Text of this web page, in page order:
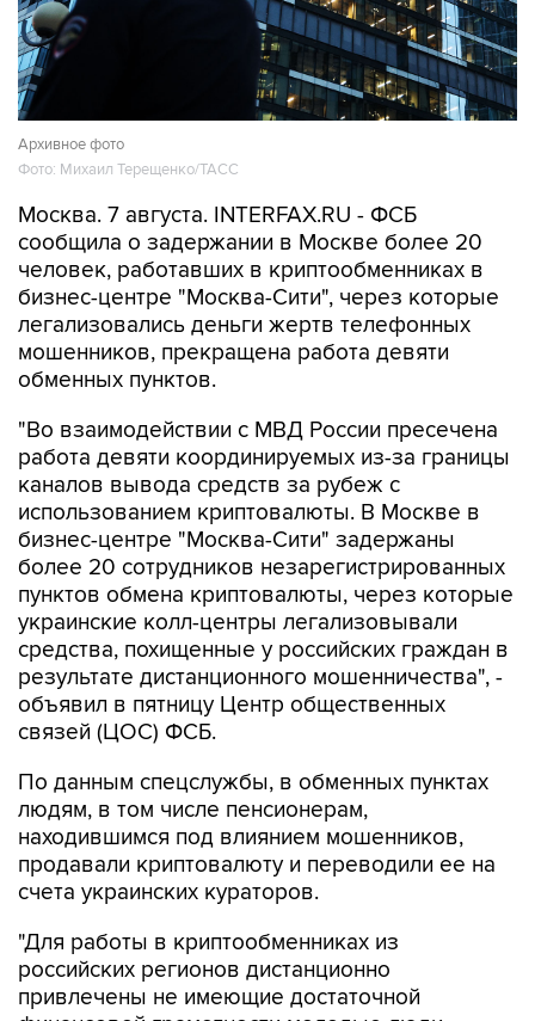
Архивное фото
Фото: Михаил Терещенко/ТАСС
Москва. 7 августа. INTERFAX.RU - ФСБ
сообщила о задержании в Москве более 20
человек, работавших в криптообменниках в
бизнес-центре "Москва-Сити", через которые
легализовались деньги жертв телефонных
мошенников, прекращена работа девяти
обменных пунктов.
"Во взаимодействии с МВД России пресечена
работа девяти координируемых из-за границы
каналов вывода средств за рубеж с
использованием криптовалюты. В Москве в
бизнес-центре "Москва-Сити" задержаны
более 20 сотрудников незарегистрированных
пунктов обмена криптовалюты, через которые
украинские колл-центры легализовывали
средства, похищенные у российских граждан в
результате дистанционного мошенничества", -
объявил в пятницу Центр общественных
связей (ЦОС) ФСБ.
По данным спецслужбы, в обменных пунктах
людям, в том числе пенсионерам,
находившимся под влиянием мошенников,
продавали криптовалюту и переводили ее на
счета украинских кураторов.
"Для работы в криптообменниках из
российских регионов дистанционно
привлечены не имеющие достаточной